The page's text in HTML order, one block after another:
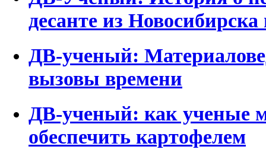
десанте из
ДВ-ученый:
вызовы времени
ДВ-ученый: как ученые
обеспечить картофелем